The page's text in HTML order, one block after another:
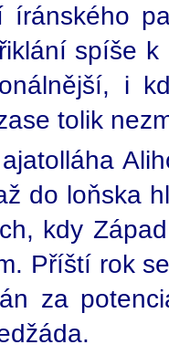
íránského
spíše
i
tolik
do loňska
kdy
Příští rok
za